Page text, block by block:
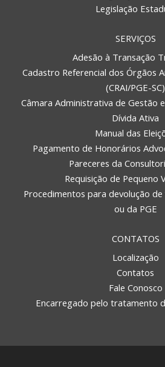
Legislação
SERVIÇOS
Adesão à Transação
Cadastro Referencial dos Órgãos
(CRAI/PGE-SC)
Câmara Administrativa de Gestão
Dívida Ativa
Manual das
Pagamento de Honorários
Pareceres da
Requisição de Pequeno
Procedimentos para devolução de
ou da PGE
CONTATOS
Localização
Contatos
Fale Conosco
Encarregado pelo tratamento